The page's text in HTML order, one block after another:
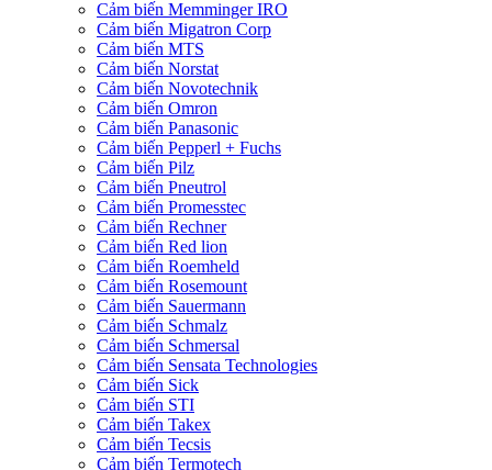
Cảm biến Memminger IRO
Cảm biến Migatron Corp
Cảm biến MTS
Cảm biến Norstat
Cảm biến Novotechnik
Cảm biến Omron
Cảm biến Panasonic
Cảm biến Pepperl + Fuchs
Cảm biến Pilz
Cảm biến Pneutrol
Cảm biến Promesstec
Cảm biến Rechner
Cảm biến Red lion
Cảm biến Roemheld
Cảm biến Rosemount
Cảm biến Sauermann
Cảm biến Schmalz
Cảm biến Schmersal
Cảm biến Sensata Technologies
Cảm biến Sick
Cảm biến STI
Cảm biến Takex
Cảm biến Tecsis
Cảm biến Termotech